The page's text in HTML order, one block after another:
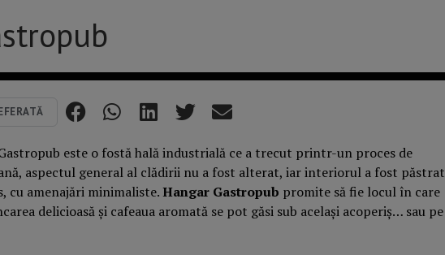
este o fostă hală industrială ce a trecut printr-un proces de
aspectul general al clădirii nu a fost alterat, iar interiorul a fost păstrat
cu amenajări minimaliste.Hangar Gastropub promite să fie locul în care
delicioasă și cafeaua aromată se pot găsi sub același acoperiș… sau pe